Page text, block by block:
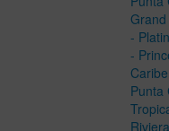
Grand
-
-
Punta